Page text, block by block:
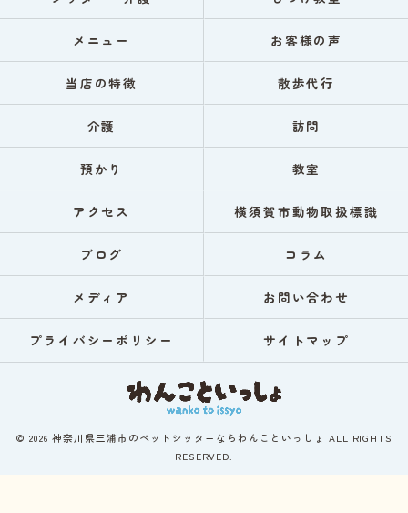
メニュー お客様の声
当店の特徴 散歩代行
介護 訪問
預かり 教室
アクセス 横須賀市動物取扱標識
ブログ コラム
メディア お問い合わせ
プライバシーポリシー サイトマップ
© 2026 神奈川県三浦市のペットシッターならわんこといっしょ ALL RIGHTS
RESERVED.